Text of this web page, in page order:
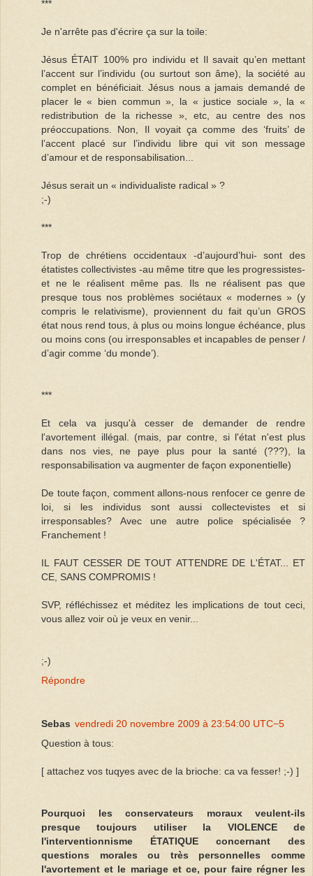
***
Je n'arrête pas d'écrire ça sur la toile:
Jésus ÉTAIT 100% pro individu et Il savait qu’en mettant
l’accent sur l’individu (ou surtout son âme), la société au
complet en bénéficiait. Jésus nous a jamais demandé de
placer le « bien commun », la « justice sociale », la «
redistribution de la richesse », etc, au centre des nos
préoccupations. Non, Il voyait ça comme des ‘fruits’ de
l’accent placé sur l’individu libre qui vit son message
d’amour et de responsabilisation...
Jésus serait un « individualiste radical » ?
;-)
***
Trop de chrétiens occidentaux -d’aujourd’hui- sont des
étatistes collectivistes -au même titre que les progressistes-
et ne le réalisent même pas. Ils ne réalisent pas que
presque tous nos problèmes sociétaux « modernes » (y
compris le relativisme), proviennent du fait qu’un GROS
état nous rend tous, à plus ou moins longue échéance, plus
ou moins cons (ou irresponsables et incapables de penser /
d’agir comme ‘du monde’).
***
Et cela va jusqu'à cesser de demander de rendre
l'avortement illégal. (mais, par contre, si l'état n'est plus
dans nos vies, ne paye plus pour la santé (???), la
responsabilisation va augmenter de façon exponentielle)
De toute façon, comment allons-nous renfocer ce genre de
loi, si les individus sont aussi collectevistes et si
irresponsables? Avec une autre police spécialisée ?
Franchement !
IL FAUT CESSER DE TOUT ATTENDRE DE L'ÉTAT... ET
CE, SANS COMPROMIS !
SVP, réfléchissez et méditez les implications de tout ceci,
vous allez voir où je veux en venir...
;-)
Répondre
Sebas vendredi 20 novembre 2009 à 23:54:00 UTC−5
Question à tous:
[ attachez vos tuqyes avec de la brioche: ca va fesser! ;-) ]
Pourquoi les conservateurs moraux veulent-ils
presque toujours utiliser la VIOLENCE de
l'interventionnisme ÉTATIQUE concernant des
questions morales ou très personnelles comme
l'avortement et le mariage et ce, pour faire régner les